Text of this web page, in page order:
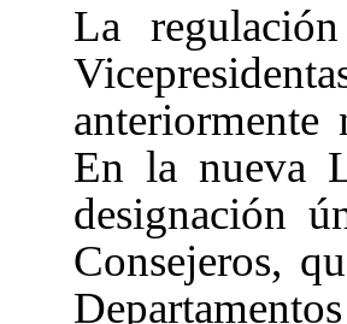
La
anteriormente
En la nueva
designación
Consejeros,